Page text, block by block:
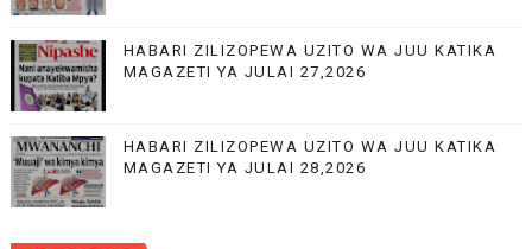
HABARI ZILIZOPEWA UZITO WA JUU KATIKA
MAGAZETI YA JULAI 27,2026
HABARI ZILIZOPEWA UZITO WA JUU KATIKA
MAGAZETI YA JULAI 28,2026